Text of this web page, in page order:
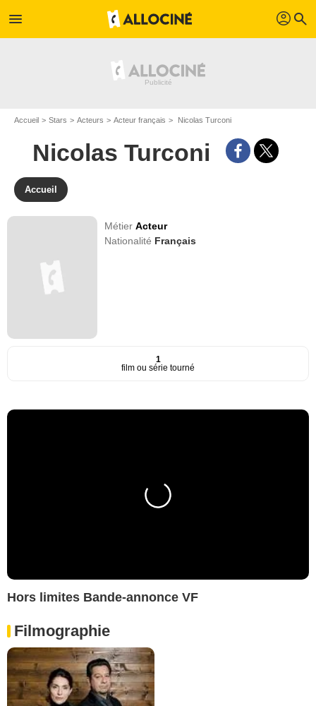
menu profil search
Accueil Stars Acteurs Acteur français Nicolas Turconi
Nicolas Turconi
Accueil
MétierActeur
Nationalité Français
1
film ou série tourné
Hors limites Bande-annonce VF
Filmographie